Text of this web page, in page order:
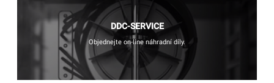
DDC-SERVICE
Objednejte on-line náhradní díly.